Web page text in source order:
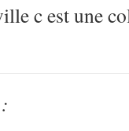
c est une